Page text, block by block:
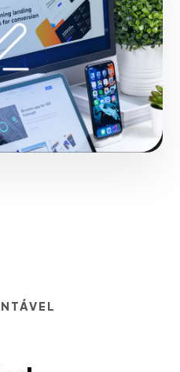
de Belo Horizonte.